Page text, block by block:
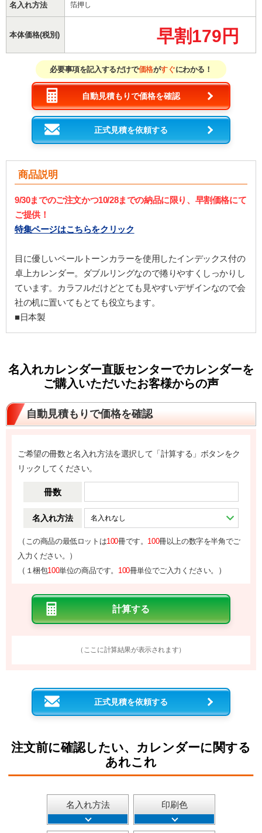
名入れ方法 箔押し
本体価格(税別) 早割179円
必要事項を記入するだけで価格がすぐにわかる！
自動見積もりで価格を確認
正式見積を依頼する
商品説明
9/30までのご注文かつ10/28までの納品に限り、早割価格にて
ご提供！
特集ページはこちらをクリック
目に優しいペールトーンカラーを使用したインデックス付の
卓上カレンダー。ダブルリングなので捲りやすくしっかりし
ています。カラフルだけどとても見やすいデザインなので会
社の机に置いてもとても役立ちます。
■日本製
名入れカレンダー直販センターでカレンダーを
ご購入いただいたお客様からの声
自動見積もりで価格を確認
ご希望の冊数と名入れ方法を選択して「計算する」ボタンをク
リックしてください。
冊数
名入れ方法
（ この商品の最低ロットは100冊です。 100冊以上の数字を半角でご
入力ください。
）
（ １梱包100単位の商品です。 100冊単位でご入力ください。 ）
（ここに計算結果が表示されます）
正式見積を依頼する
注文前に確認したい、カレンダーに関する
あれこれ
名入れ方法 印刷色